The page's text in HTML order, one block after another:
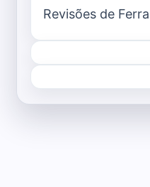
Revisões de